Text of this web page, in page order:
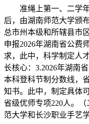
准绳上第一、二学年
后，由湖南师范大学颁
总市州本级和所辖县市
申报2026年湖南省公费
求，此中，科学制定人
长核心：3.2026年湖南
本科登科节制分数线，
知书。此中，制定具体
省级优师专项220人。
范大学和长沙职业手艺